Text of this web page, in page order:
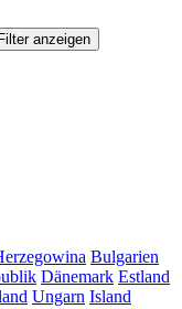
Filter anzeigen
Bulgarien
Dänemark Estland
Ungarn Island